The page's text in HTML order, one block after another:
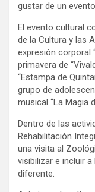
gustar de un
El evento cultural
de la Cultura y las
expresión corporal
primavera de
“Estampa de
grupo de
musical “La Magia
Dentro de las
Rehabilitación
una visita al
visibilizar e incluir
diferente.